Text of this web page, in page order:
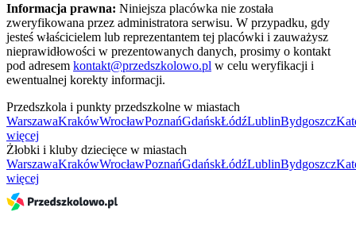
Informacja prawna: Niniejsza placówka nie została
zweryfikowana przez administratora serwisu. W przypadku, gdy
jesteś właścicielem lub reprezentantem tej placówki i zauważysz
nieprawidłowości w prezentowanych danych, prosimy o kontakt
pod adresem kontakt@przedszkolowo.pl w celu weryfikacji i
ewentualnej korekty informacji.
Przedszkola i punkty przedszkolne w miastach
WarszawaKrakówWrocławPoznańGdańskŁódźLublinBydgoszcz
więcej
Żłobki i kluby dziecięce w miastach
WarszawaKrakówWrocławPoznańGdańskŁódźLublinBydgoszcz
więcej